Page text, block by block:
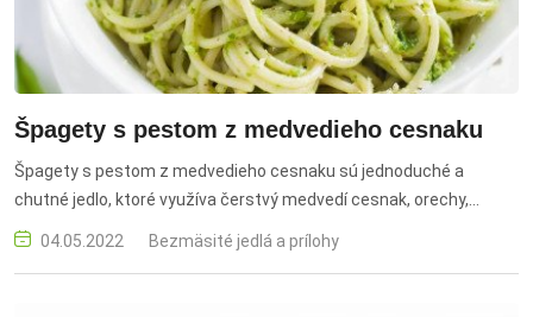
Špagety s pestom z medvedieho cesnaku
Špagety s pestom z medvedieho cesnaku sú jednoduché a
chutné jedlo, ktoré využíva čerstvý medvedí cesnak, orechy,
parmezán a olivový olej. Tento pokrm je ideálny na jar a
predstavuje rýchlu a zdravú voľbu na obed alebo večeru. spagety,
04.05.2022 Bezmäsité jedlá a prílohy